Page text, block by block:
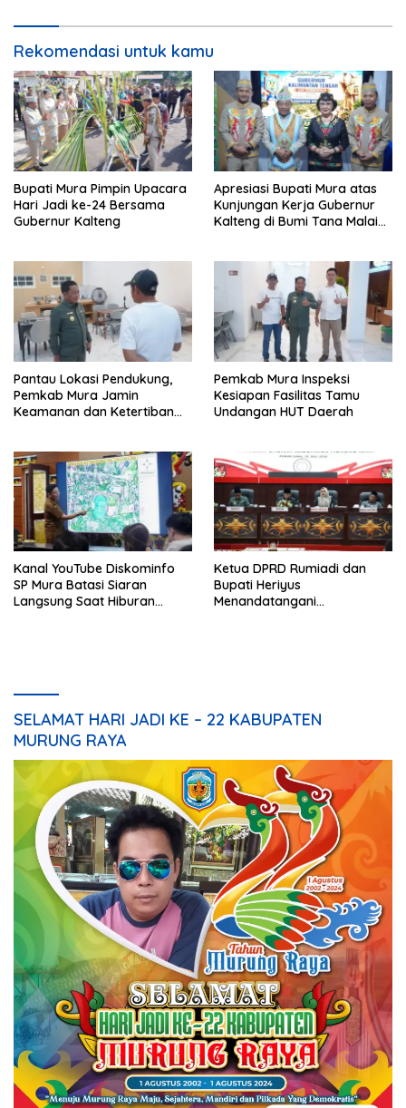
Rekomendasi untuk kamu
Bupati Mura Pimpin Upacara
Hari Jadi ke-24 Bersama
Gubernur Kalteng
Apresiasi Bupati Mura atas
Kunjungan Kerja Gubernur
Kalteng di Bumi Tana Malai
Pantau Lokasi Pendukung,
Pemkab Mura Jamin
Keamanan dan Ketertiban
Pemkab Mura Inspeksi
Kesiapan Fasilitas Tamu
Undangan HUT Daerah
Kanal YouTube Diskominfo
SP Mura Batasi Siaran
Langsung Saat Hiburan
Ketua DPRD Rumiadi dan
Bupati Heriyus
Menandatangani
SELAMAT HARI JADI KE – 22 KABUPATEN
MURUNG RAYA